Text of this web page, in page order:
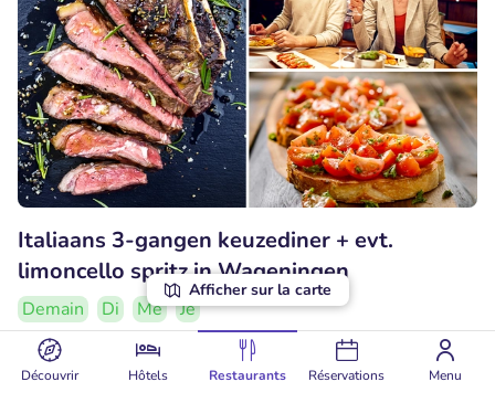
Découvrir Hôtels Restaurants Réservations Menu
Afficher sur la carte
Italiaans 3-gangen keuzediner + evt.
limoncello spritz in Wageningen
Demain Di Me
Je
Deal très populaire